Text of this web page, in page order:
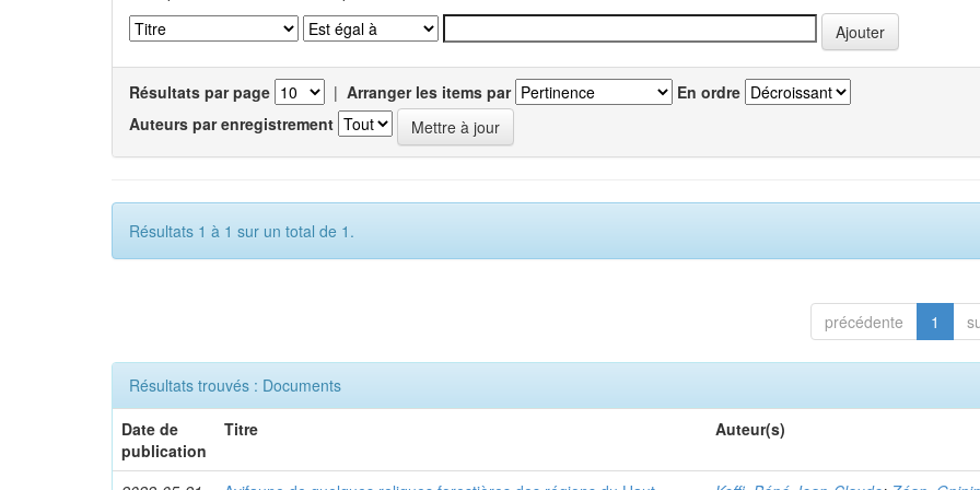
Résultats par page | Arranger les items par
En ordre
Auteurs par enregistrement
Résultats 1 à 1 sur un total de 1.
précédente 1
Résultats trouvés : Documents
Date de
publication
Titre Auteur(s)